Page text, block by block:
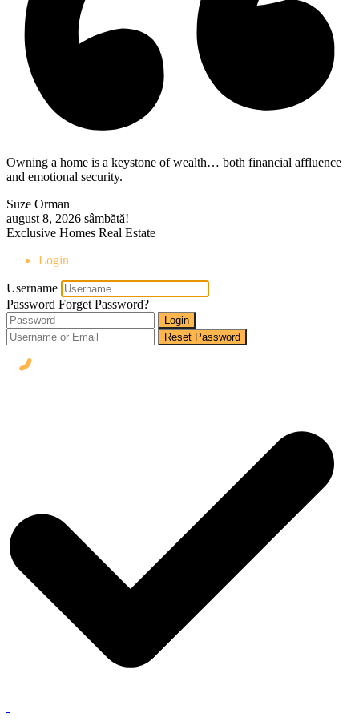
Owning a home is a keystone of wealth… both financial affluence
and emotional security.
Suze Orman
august 8, 2026 sâmbătă!
Exclusive Homes Real Estate
Login
Username
Password Forget Password?
Login
Reset Password